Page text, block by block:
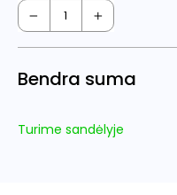
− +
Bendra suma
Turime sandėlyje